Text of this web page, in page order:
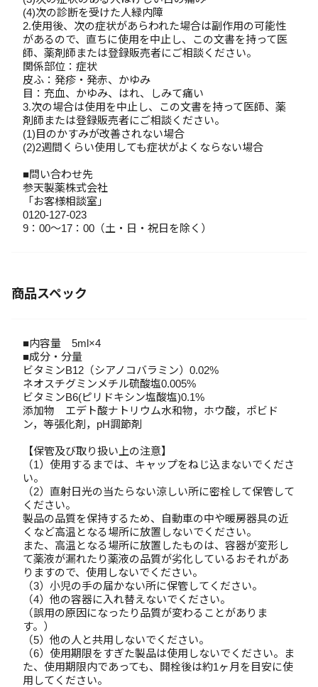
(4)次の診断を受けた人緑内障
2.使用後、次の症状があらわれた場合は副作用の可能性
があるので、直ちに使用を中止し、この文書を持って医
師、薬剤師または登録販売者にご相談ください。
関係部位：症状
皮ふ：発疹・発赤、かゆみ
目：充血、かゆみ、はれ、しみて痛い
3.次の場合は使用を中止し、この文書を持って医師、薬
剤師または登録販売者にご相談ください。
(1)目のかすみが改善されない場合
(2)2週間くらい使用しても症状がよくならない場合
■問い合わせ先
参天製薬株式会社
「お客様相談室」
0120-127-023
9：00～17：00（土・日・祝日を除く）
商品スペック
■内容量 5ml×4
■成分・分量
ビタミンB12（シアノコバラミン）0.02%
ネオスチグミンメチル硫酸塩0.005%
ビタミンB6(ピリドキシン塩酸塩)0.1%
添加物 エデト酸ナトリウム水和物，ホウ酸，ポビド
ン，等張化剤，pH調節剤
【保管及び取り扱い上の注意】
（1）使用するまでは、キャップをねじ込まないでくださ
い。
（2）直射日光の当たらない涼しい所に密栓して保管して
ください。
製品の品質を保持するため、自動車の中や暖房器具の近
くなど高温となる場所に放置しないでください。
また、高温となる場所に放置したものは、容器が変形し
て薬液が漏れたり薬液の品質が劣化しているおそれがあ
りますので、使用しないでください。
（3）小児の手の届かない所に保管してください。
（4）他の容器に入れ替えないでください。
（誤用の原因になったり品質が変わることがありま
す。）
（5）他の人と共用しないでください。
（6）使用期限をすぎた製品は使用しないでください。ま
た、使用期限内であっても、開栓後は約1ヶ月を目安に使
用してください。